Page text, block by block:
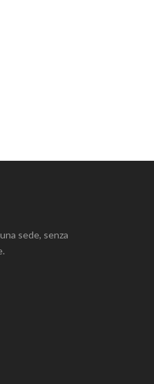
sede, senza